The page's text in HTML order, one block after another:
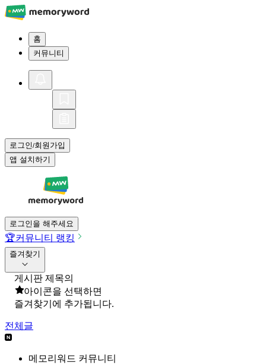
홈
커뮤니티
로그인/회원가입
앱 설치하기
로그인을 해주세요
🏆커뮤니티 랭킹
즐겨찾기
게시판 제목의
아이콘을 선택하면
즐겨찾기에 추가됩니다.
전체글
메모리워드 커뮤니티